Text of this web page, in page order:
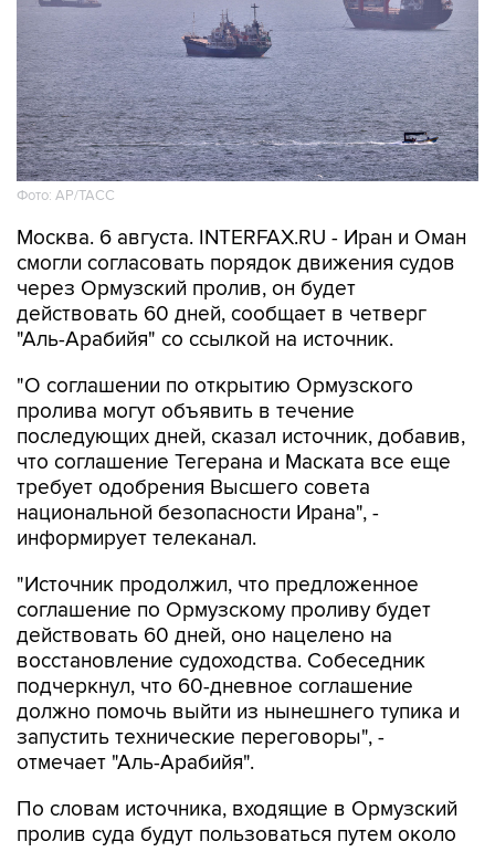
Фото: AP/ТАСС
Москва. 6 августа. INTERFAX.RU - Иран и Оман
смогли согласовать порядок движения судов
через Ормузский пролив, он будет
действовать 60 дней, сообщает в четверг
"Аль-Арабийя" со ссылкой на источник.
"О соглашении по открытию Ормузского
пролива могут объявить в течение
последующих дней, сказал источник, добавив,
что соглашение Тегерана и Маската все еще
требует одобрения Высшего совета
национальной безопасности Ирана", -
информирует телеканал.
"Источник продолжил, что предложенное
соглашение по Ормузскому проливу будет
действовать 60 дней, оно нацелено на
восстановление судоходства. Собеседник
подчеркнул, что 60-дневное соглашение
должно помочь выйти из нынешнего тупика и
запустить технические переговоры", -
отмечает "Аль-Арабийя".
По словам источника, входящие в Ормузский
пролив суда будут пользоваться путем около